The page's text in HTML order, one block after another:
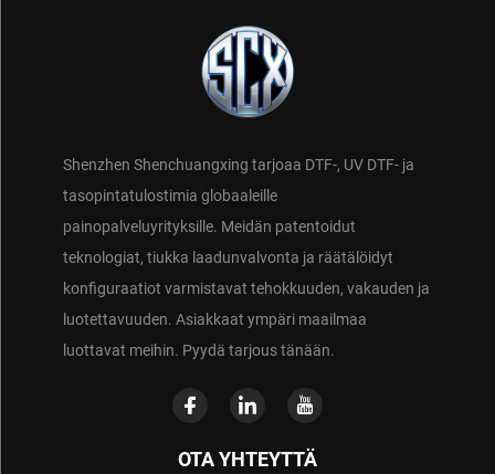
Shenzhen Shenchuangxing tarjoaa DTF-, UV DTF- ja
tasopintatulostimia globaaleille
painopalveluyrityksille. Meidän patentoidut
teknologiat, tiukka laadunvalvonta ja räätälöidyt
konfiguraatiot varmistavat tehokkuuden, vakauden ja
luotettavuuden. Asiakkaat ympäri maailmaa
luottavat meihin. Pyydä tarjous tänään.
OTA YHTEYTTÄ